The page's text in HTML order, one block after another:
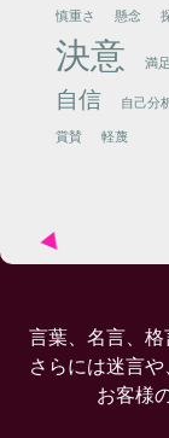
慎重さ 懸念
決意 満
自信 自己分
賞賛
軽蔑
言葉、名言、
さらには迷言
お客様